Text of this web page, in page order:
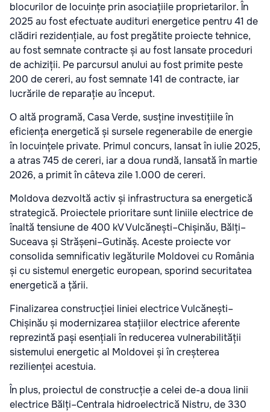
blocurilor de locuințe prin asociațiile proprietarilor. În
2025 au fost efectuate audituri energetice pentru 41 de
clădiri rezidențiale, au fost pregătite proiecte tehnice,
au fost semnate contracte și au fost lansate proceduri
de achiziții. Pe parcursul anului au fost primite peste
200 de cereri, au fost semnate 141 de contracte, iar
lucrările de reparație au început.
O altă programă, Casa Verde, susține investițiile în
eficiența energetică și sursele regenerabile de energie
în locuințele private. Primul concurs, lansat în iulie 2025,
a atras 745 de cereri, iar a doua rundă, lansată în martie
2026, a primit în câteva zile 1.000 de cereri.
Moldova dezvoltă activ și infrastructura sa energetică
strategică. Proiectele prioritare sunt liniile electrice de
înaltă tensiune de 400 kV Vulcănești–Chișinău, Bălți–
Suceava și Strășeni–Gutinăș. Aceste proiecte vor
consolida semnificativ legăturile Moldovei cu România
și cu sistemul energetic european, sporind securitatea
energetică a țării.
Finalizarea construcției liniei electrice Vulcănești–
Chișinău și modernizarea stațiilor electrice aferente
reprezintă pași esențiali în reducerea vulnerabilității
sistemului energetic al Moldovei și în creșterea
rezilienței acestuia.
În plus, proiectul de construcție a celei de-a doua linii
electrice Bălți–Centrala hidroelectrică Nistru, de 330